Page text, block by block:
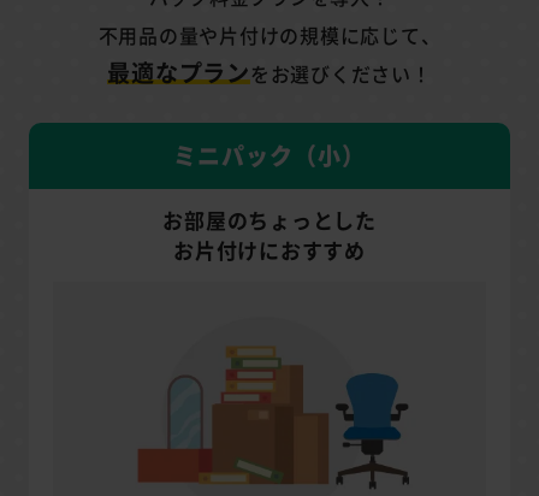
不用品の量や片付けの規模に応じて、
最適なプランをお選びください！
ミニパック（小）
お部屋のちょっとした
お片付けにおすすめ